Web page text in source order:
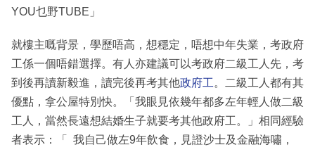
YOU乜野TUBE」
就樓主嘅背景，學歷唔高，想穩定，唔想中年失業，考政府
工係一個唔錯選擇。有人亦建議可以考政府二級工人先，考
到後再讀新毅進，讀完後再考其他政府工 。二級工人都有其
優點，拿公屋特別快。「我眼見依幾年都多左年輕人做二級
工人，當然長遠想結婚生子就要考其他政府工。」相同經驗
者表示：「 我自己做左9年飲食，見證沙士及金融海嘯，